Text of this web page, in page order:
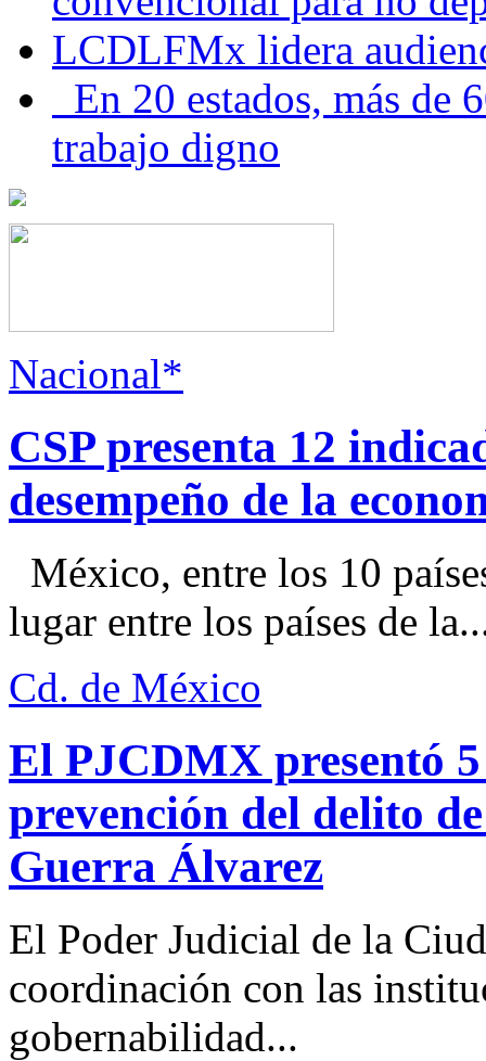
LCDLFMx lidera
En 20 estados, más de
trabajo digno
Nacional*
CSP presenta 12
desempeño de la
México, entre los 10
lugar entre los países de
Cd. de México
El PJCDMX presentó
prevención del delito
Guerra Álvarez
El Poder Judicial de la
coordinación con las
gobernabilidad...